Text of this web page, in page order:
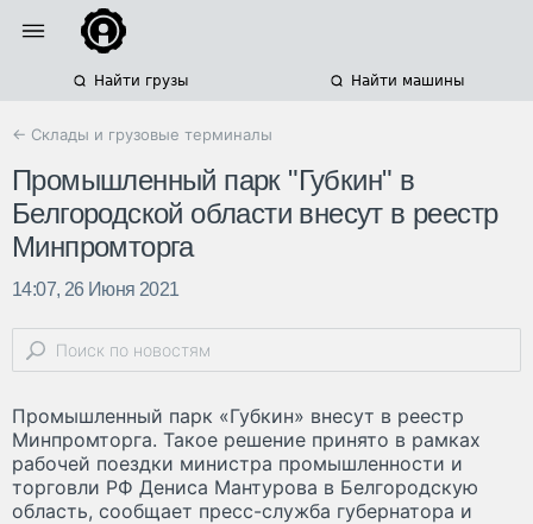
Найти грузы Найти машины
← Склады и грузовые терминалы
Промышленный парк "Губкин" в
Белгородской области внесут в реестр
Минпромторга
14:07, 26 Июня 2021
Промышленный парк «Губкин» внесут в реестр
Минпромторга. Такое решение принято в рамках
рабочей поездки министра промышленности и
торговли РФ Дениса Мантурова в Белгородскую
область, сообщает пресс-служба губернатора и